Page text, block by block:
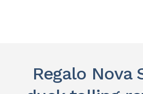
Regalo Nova